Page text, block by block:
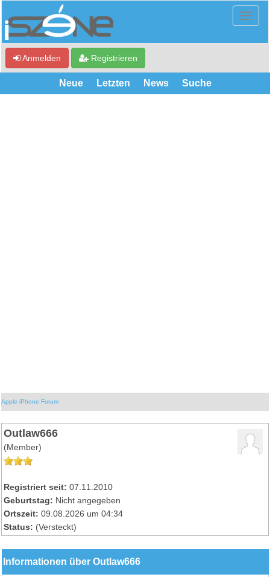
Anmelden Registrieren
Neue Letzten News Suche
Apple iPhone Forum
Outlaw666
(Member)
Registriert seit: 07.11.2010
Geburtstag: Nicht angegeben
Ortszeit: 09.08.2026 um 04:34
Status: (Versteckt)
Informationen über Outlaw666